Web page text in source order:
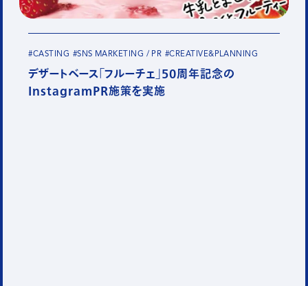
#CASTING #SNS MARKETING / PR #CREATIVE&PLANNING
デザートベース「フルーチェ」50周年記念の
InstagramPR施策を実施